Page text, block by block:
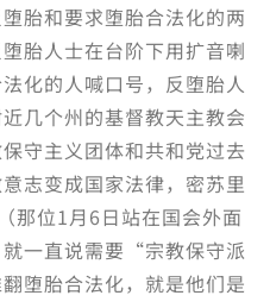
胎和要求堕胎合法化的两
胎人士在台阶下用扩音喇
化的人喊口号，反堕胎人
几个州的基督教天主教会
守主义团体和共和党过去
志变成国家法律，密苏里
那位1月6日站在国会外面
一直说需要“宗教保守派
堕胎合法化，就是他们是